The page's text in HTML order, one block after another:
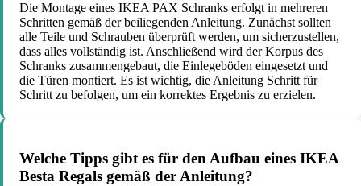
Die Montage eines IKEA PAX Schranks erfolgt in mehreren
Schritten gemäß der beiliegenden Anleitung. Zunächst sollten
alle Teile und Schrauben überprüft werden, um sicherzustellen,
dass alles vollständig ist. Anschließend wird der Korpus des
Schranks zusammengebaut, die Einlegeböden eingesetzt und
die Türen montiert. Es ist wichtig, die Anleitung Schritt für
Schritt zu befolgen, um ein korrektes Ergebnis zu erzielen.
Welche Tipps gibt es für den Aufbau eines IKEA
Besta Regals gemäß der Anleitung?